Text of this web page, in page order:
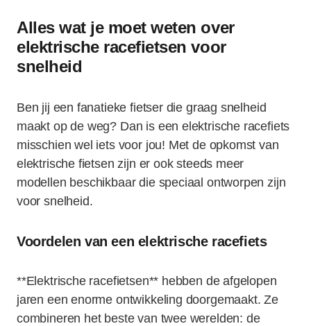
Alles wat je moet weten over
elektrische racefietsen voor
snelheid
Ben jij een fanatieke fietser die graag snelheid
maakt op de weg? Dan is een elektrische racefiets
misschien wel iets voor jou! Met de opkomst van
elektrische fietsen zijn er ook steeds meer
modellen beschikbaar die speciaal ontworpen zijn
voor snelheid.
Voordelen van een elektrische racefiets
**Elektrische racefietsen** hebben de afgelopen
jaren een enorme ontwikkeling doorgemaakt. Ze
combineren het beste van twee werelden: de